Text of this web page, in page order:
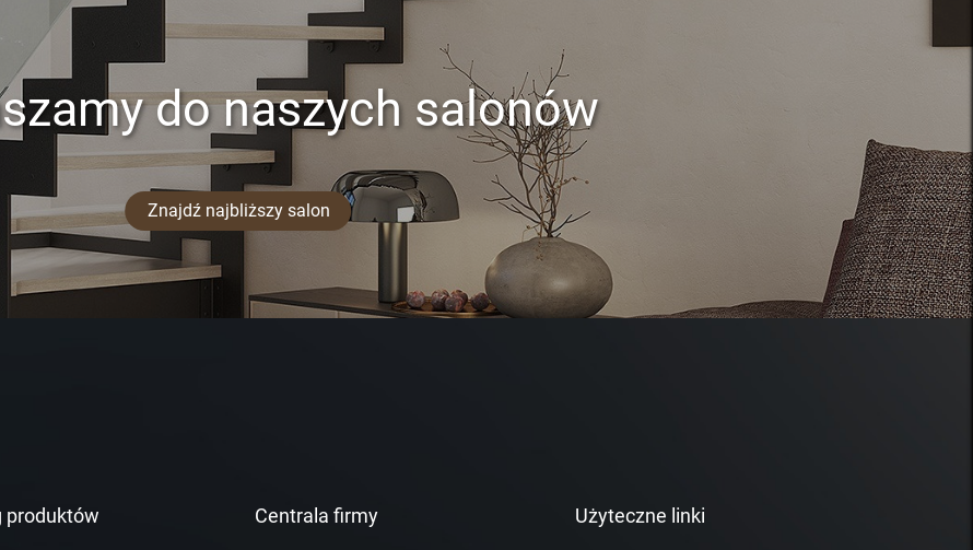
do naszych salonów
Znajdź najbliższy salon
produktów Centrala firmy Użyteczne linki